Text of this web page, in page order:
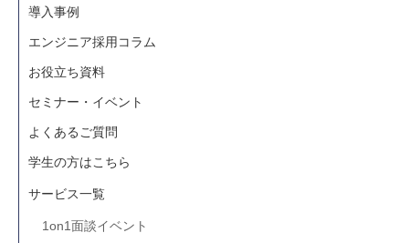
導入事例
エンジニア採用コラム
お役立ち資料
セミナー・イベント
よくあるご質問
学生の方はこちら
サービス一覧
1on1面談イベント